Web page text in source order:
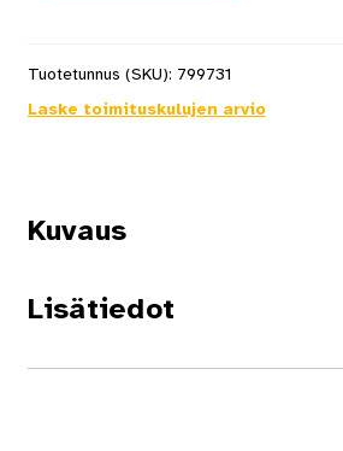
Tuotetunnus (SKU): 799731
Laske toimituskulujen arvio
Kuvaus
Lisätiedot